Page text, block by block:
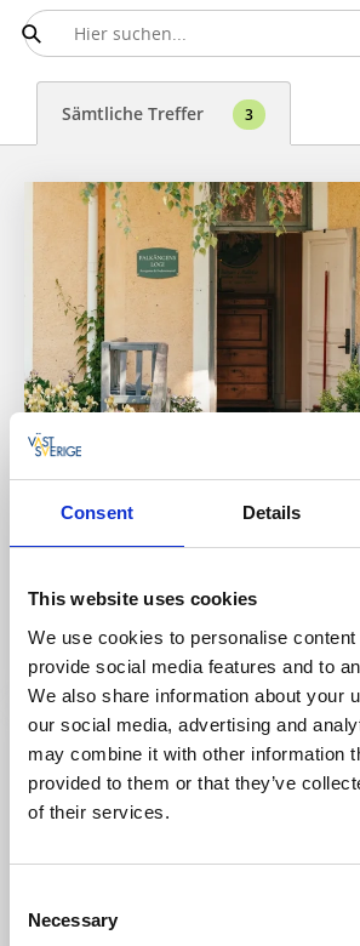
Consent Details
This website uses cookies
We use cookies to personalise
provide social media features and to
We also share information about your
our social media, advertising and
may combine it with other information
provided to them or that they’ve
of their services.
Selection
Necessary
Sämtliche Treffer 3
4.2 ★★★★☆ (503)
Hübsch bewahrtes Handwerkerdorf
Mehr lesen